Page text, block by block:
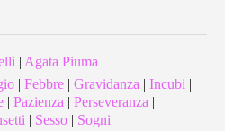
| Agata Piuma
| Febbre | Gravidanza | Incubi |
| Pazienza | Perseveranza |
| Sesso | Sogni